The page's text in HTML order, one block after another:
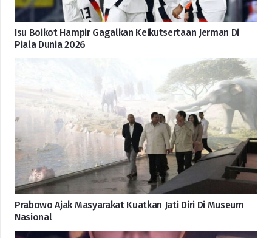
Isu Boikot Hampir Gagalkan Keikutsertaan Jerman Di
Piala Dunia 2026
Prabowo Ajak Masyarakat Kuatkan Jati Diri Di Museum
Nasional